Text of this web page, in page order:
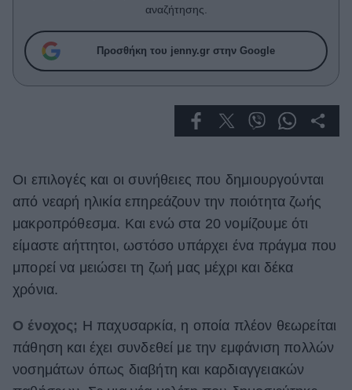
True Stories
Ask the Guru
Success Stories
Living
Deco
Cooking
Αφιερώματα
ΒΟΞ
αναζήτησης.
Προσθήκη του jenny.gr στην Google
Οι επιλογές και οι συνήθειες που δημιουργούνται
από νεαρή ηλικία επηρεάζουν την ποιότητα ζωής
μακροπρόθεσμα. Και ενώ στα 20 νομίζουμε ότι
είμαστε αήττητοι, ωστόσο υπάρχει ένα πράγμα που
μπορεί να μειώσει τη ζωή μας μέχρι και δέκα
χρόνια.
Ο ένοχος; Η παχυσαρκία, η οποία πλέον θεωρείται
πάθηση και έχει συνδεθεί με την εμφάνιση πολλών
νοσημάτων όπως διαβήτη και καρδιαγγειακών